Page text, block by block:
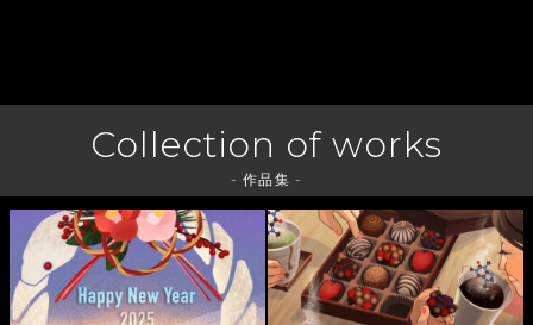
Collection of works
- 作品集 -